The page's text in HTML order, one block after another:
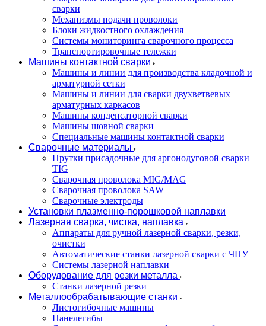
сварки
Механизмы подачи проволоки
Блоки жидкостного охлаждения
Системы мониторинга сварочного процесса
Транспортировочные тележки
Машины контактной сварки
Машины и линии для производства кладочной и
арматурной сетки
Машины и линии для сварки двухветвевых
арматурных каркасов
Машины конденсаторной сварки
Машины шовной сварки
Специальные машины контактной сварки
Сварочные материалы
Прутки присадочные для аргонодуговой сварки
TIG
Сварочная проволока MIG/MAG
Сварочная проволока SAW
Сварочные электроды
Установки плазменно-порошковой наплавки
Лазерная сварка, чистка, наплавка
Аппараты для ручной лазерной сварки, резки,
очистки
Автоматические станки лазерной сварки с ЧПУ
Системы лазерной наплавки
Оборудование для резки металла
Станки лазерной резки
Металлообрабатывающие станки
Листогибочные машины
Панелегибы